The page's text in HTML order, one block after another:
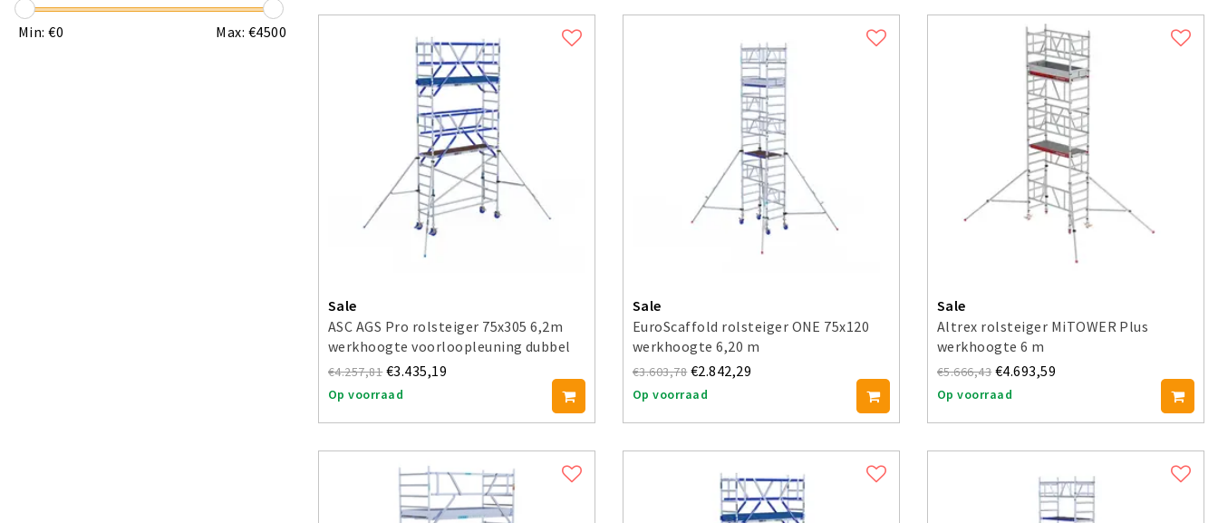
Min: €0 Max: €4500
Sale
ASC AGS Pro rolsteiger 75x305 6,2m
werkhoogte voorloopleuning dubbel
€4.257,81 €3.435,19
Op voorraad
Sale
EuroScaffold rolsteiger ONE 75x120
werkhoogte 6,20 m
€3.603,78 €2.842,29
Op voorraad
Sale
Altrex rolsteiger MiTOWER Plus
werkhoogte 6 m
€5.666,43 €4.693,59
Op voorraad